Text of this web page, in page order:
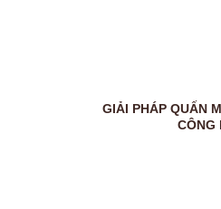
GIẢI PHÁP QUẤN
CÔNG